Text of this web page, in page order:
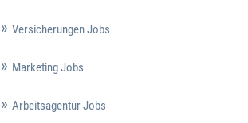
Versicherungen Jobs
Marketing Jobs
Arbeitsagentur Jobs